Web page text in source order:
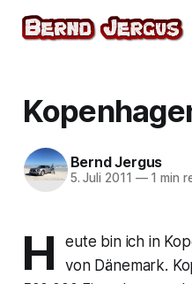
Bernd Jergus
5. Juli 2011 —1 min
H
eute bin ich in
von Dänemark.